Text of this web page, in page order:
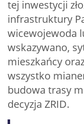
tej inwestycji
infrastruktury
wicewojewoda
wskazywano,
mieszkańcy
wszystko
budowa trasy
decyzja ZRID.